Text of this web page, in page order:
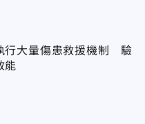
行大量傷患救援機制 驗
能